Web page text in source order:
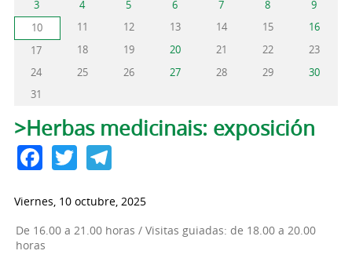
3
4 5 6 7 8
9
10
11 12 13 14 15
16
17
18 19 20 21 22
23
24
25 26 27 28 29
30
31
Solapas principales
>Herbas medicinais: exposición
Facebook
TwitterTelegram
Viernes, 10 octubre, 2025
De 16.00 a 21.00 horas / Visitas guiadas: de 18.00 a 20.00
horas